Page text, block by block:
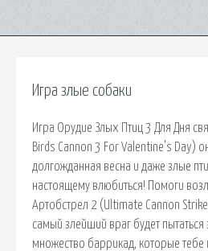
Игра злые собаки
Игра Орудие Злых Птиц 3 Для Дня
Birds Cannon 3 For Valentine's Day)
долгожданная весна и даже злые
настоящему влюбиться! Помоги
Артобстрел 2 (Ultimate Cannon
самый злейший враг будет пытаться
множество баррикад, которые тебе